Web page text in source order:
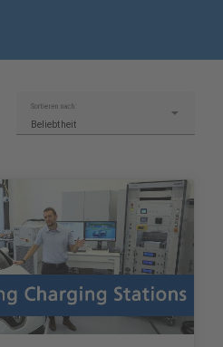
Sortieren nach:
Beliebtheit